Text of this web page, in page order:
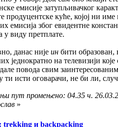
емисије затупљивачког
продуцентске куће, којој ни
емисија због евидентне
у виду претплате.
данас није ин бити образован,
једнократно на телевизији
повода свим
ти исти оговарачи, не би ли,
пут промењено: 04.35 ч.
»
trekking и backpacking